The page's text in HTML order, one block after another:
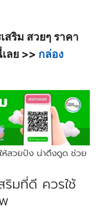
ริม สวยๆ ราคา
ลย >> กล่อง
ห้สวยปัง น่าดึงดูด ช่วย
ริมที่ดี ควรใช้